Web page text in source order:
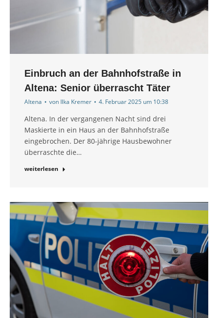
Einbruch an der Bahnhofstraße in
Altena: Senior überrascht Täter
Altena von Ilka Kremer 4. Februar 2025 um 10:38
Altena. In der vergangenen Nacht sind drei
Maskierte in ein Haus an der Bahnhofstraße
eingebrochen. Der 80-jährige Hausbewohner
überraschte die…
weiterlesen